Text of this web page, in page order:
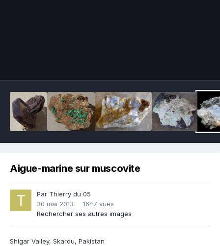
Aigue-marine sur muscovite
Par Thierry du 05
30 mai 2013
1647 vues
Rechercher ses autres images
Shigar Valley, Skardu, Pakistan